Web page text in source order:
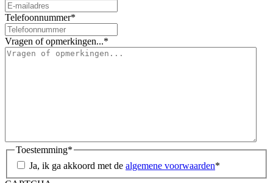
Telefoonnummer*
Vragen of opmerkingen...*
Toestemming*
Ja, ik ga akkoord met de algemene voorwaarden*